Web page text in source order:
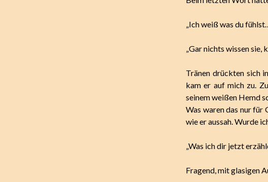
„Ich weiß was du
„Gar nichts wissen sie,
Tränen drückten sich
kam er auf mich zu.
seinem weißen Hemd
Was waren das nur für
wie er aussah. Wurde
„Was ich dir jetzt
Fragend, mit glasigen